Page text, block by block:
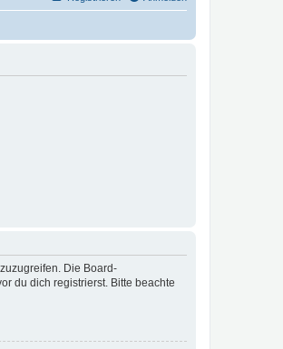
Die Board-
du dich registrierst. Bitte beachte